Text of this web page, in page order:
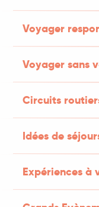
Voyager
Voyager sans
Circuits
Idées de
Expériences à
DE